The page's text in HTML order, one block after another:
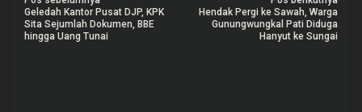
N
a
Geledah Kantor Pusat DJP, KPK
Sita Sejumlah Dokumen, BBE
hingga Uang Tunai
Hendak Pergi ke Sawah, Warga
Gunungwungkal Pati Diduga
Hanyut ke Sungai